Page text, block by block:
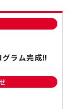
ラム完成!!